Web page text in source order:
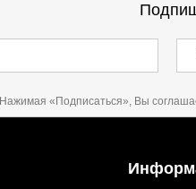
Нажимая «Подписаться», Вы